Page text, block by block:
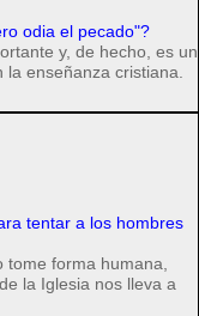
odia el pecado"?
y, de hecho, es un
enseñanza cristiana.
tentar a los hombres
tome forma humana,
la Iglesia nos lleva a